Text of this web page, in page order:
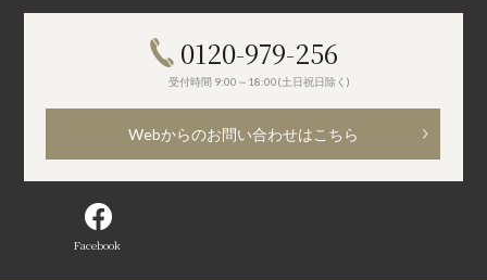
0120-979-256
受付時間 9:00～18:00(土日祝日除く)
Webからのお問い合わせはこちら
Facebook